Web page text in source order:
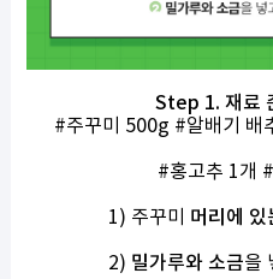
Step 1. 재료
#주꾸미 500g #알배기 배
#홍고추 1개 #
1) 주꾸미 머리에 있
2) 밀가루와 소금을